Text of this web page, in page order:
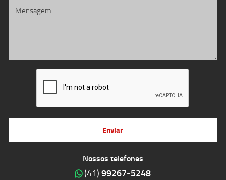
Nossos telefones
(41) 99267-5248
Enviar